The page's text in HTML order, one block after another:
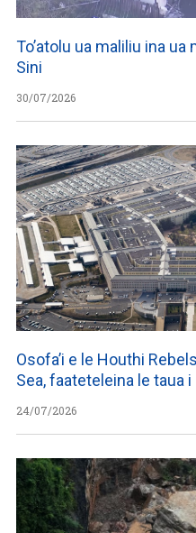
To’atolu ua maliliu ina
Sini
30/07/2026
Osofa’i e le Houthi
Sea, faateteleina le taua i
24/07/2026